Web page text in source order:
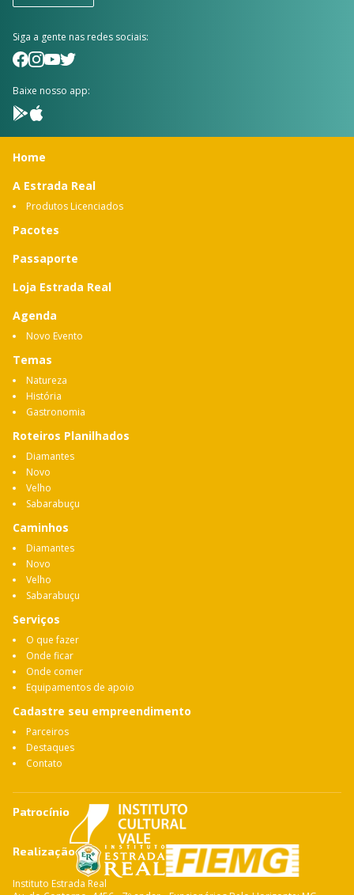
Siga a gente nas redes sociais:
Baixe nosso app:
Home
A Estrada Real
Produtos Licenciados
Pacotes
Passaporte
Loja Estrada Real
Agenda
Novo Evento
Temas
Natureza
História
Gastronomia
Roteiros Planilhados
Diamantes
Novo
Velho
Sabarabuçu
Caminhos
Diamantes
Novo
Velho
Sabarabuçu
Serviços
O que fazer
Onde ficar
Onde comer
Equipamentos de apoio
Cadastre seu empreendimento
Parceiros
Destaques
Contato
Patrocínio
Realização
Instituto Estrada Real